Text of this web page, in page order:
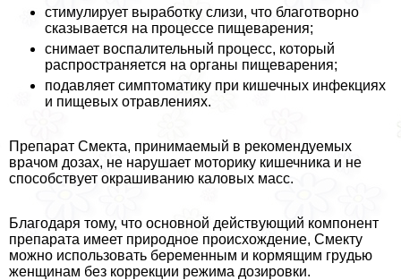
стимулирует выработку слизи, что благотворно
сказывается на процессе пищеварения;
снимает воспалительный процесс, который
распространяется на органы пищеварения;
подавляет симптоматику при кишечных инфекциях
и пищевых отравлениях.
Препарат Смекта, принимаемый в рекомендуемых
врачом дозах, не нарушает моторику кишечника и не
способствует окрашиванию каловых масс.
Благодаря тому, что основной действующий компонент
препарата имеет природное происхождение, Смекту
можно использовать беременным и кормящим гpyдью
женщинам без коррекции режима дозировки.